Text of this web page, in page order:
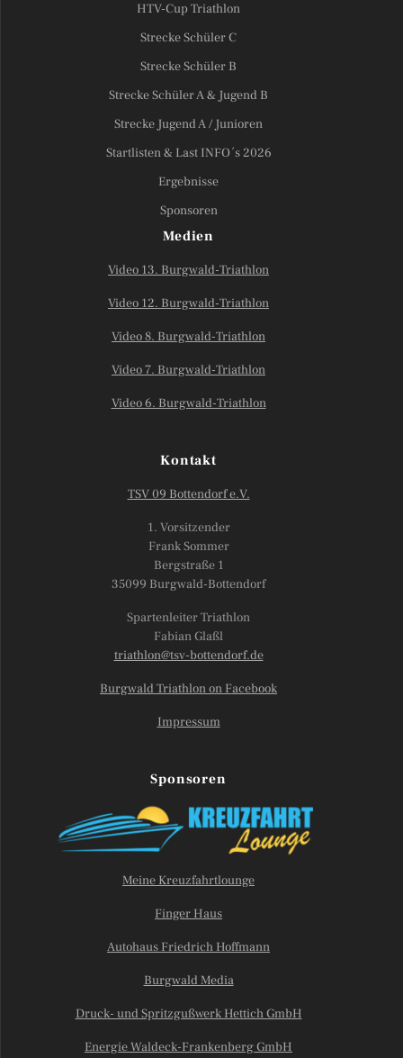
HTV-Cup Triathlon
Strecke Schüler C
Strecke Schüler B
Strecke Schüler A & Jugend B
Strecke Jugend A / Junioren
Startlisten & Last INFO´s 2026
Ergebnisse
Sponsoren
Medien
Video 13. Burgwald-Triathlon
Video 12. Burgwald-Triathlon
Video 8. Burgwald-Triathlon
Video 7. Burgwald-Triathlon
Video 6. Burgwald-Triathlon
Kontakt
TSV 09 Bottendorf e.V.
1. Vorsitzender
Frank Sommer
Bergstraße 1
35099 Burgwald-Bottendorf
Spartenleiter Triathlon
Fabian Glaßl
triathlon@tsv-bottendorf.de
Burgwald Triathlon on Facebook
Impressum
Sponsoren
Meine Kreuzfahrtlounge
Finger Haus
Autohaus Friedrich Hoffmann
Burgwald Media
Druck- und Spritzgußwerk Hettich GmbH
Energie Waldeck-Frankenberg GmbH